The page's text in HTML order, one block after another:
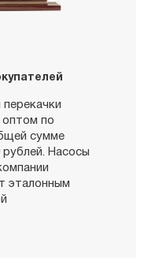
оптом по
сумме
Насосы
эталонным